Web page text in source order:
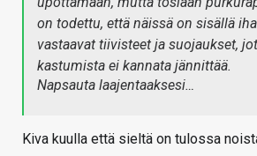
on todettu, että näissä on sisällä
vastaavat tiivisteet ja suojaukset,
kastumista ei kannata jännittää.
Napsauta laajentaaksesi…
Kiva kuulla että sieltä on tulossa